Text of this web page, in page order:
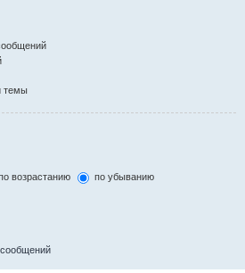
темы
возрастанию
по убыванию